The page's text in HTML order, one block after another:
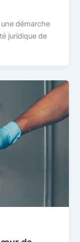
démarche
juridique de